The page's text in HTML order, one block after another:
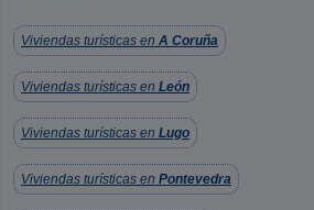
Viviendas turísticas en A Coruña
Viviendas turísticas en León
Viviendas turísticas en Lugo
Viviendas turísticas en Pontevedra